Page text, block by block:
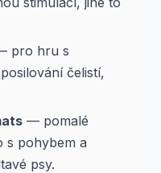
pro hru s
čelistí,
— pomalé
s pohybem a
psy.